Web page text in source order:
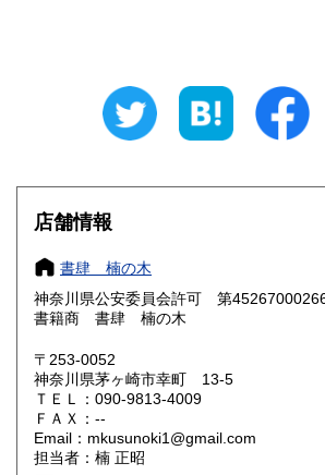
600円 三重県
大阪府
奈良県
鳥取県 600円 島根県
岡山県
山口県 600円
香川県 600円
店舗情報
書肆 楠の木
神奈川県公安委員会許可 第
書籍商 書肆 楠の木
〒253-0052
神奈川県茅ヶ崎市幸町 13-5
ＴＥＬ：090-9813-4009
ＦＡＸ：--
Email：mkusunoki1@gmail.com
担当者：楠 正昭